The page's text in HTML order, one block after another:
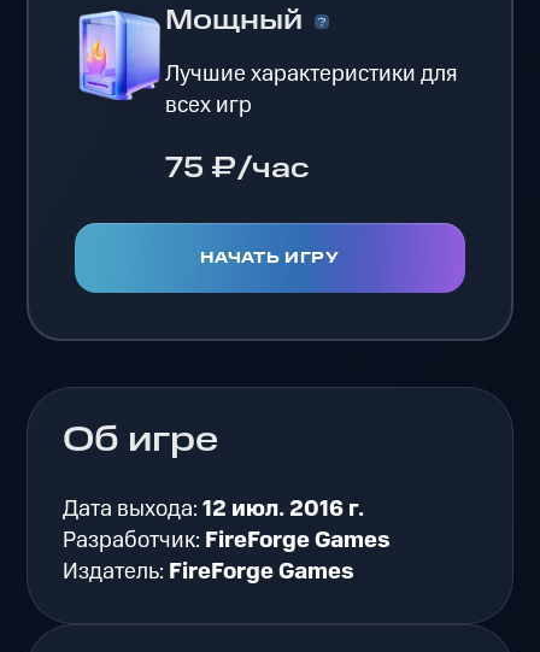
Мощный
Лучшие характеристики для
всех игр
75 ₽/час
НАЧАТЬ ИГРУ
Об игре
Дата выхода:12 июл. 2016 г.
Разработчик: FireForge Games
Издатель: FireForge Games